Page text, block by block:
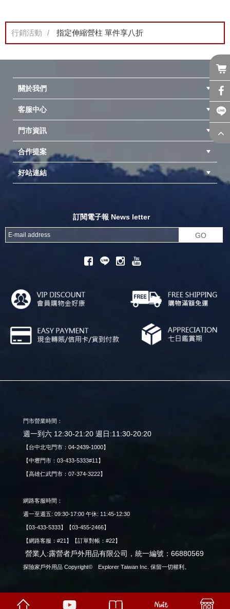
行銷活動 指定伸縮營柱 單件享八折
關於我們
客服中心
門市資訊
合作提案
異業合作
專案採購
成為供應商
好站連結
訂閱電子報 News letter
GO
門市營業時間：
週一到六 12:30-21:20 週日:11:30-20:20
【台中北屯門市：04-2439-1000】
【中壢門市：03-433-5333#11】
【高雄仁武門市：07-374-3222】
網路客服時間：
週一至週五: 09:30-17:00 午休: 11:45-12:30
【03-433-5333】【03-455-2466】
【網路客服：#21】【訂單對帳：#22】
營業人:露營者戶外用品有限公司，統一編號：66880569
探險家戶外用品 Copyright© Explorer Taiwan Inc. 保留一切權利。